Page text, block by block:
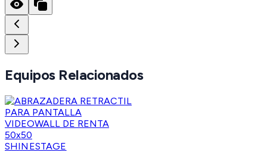
Equipos Relacionados
SHINESTAGE